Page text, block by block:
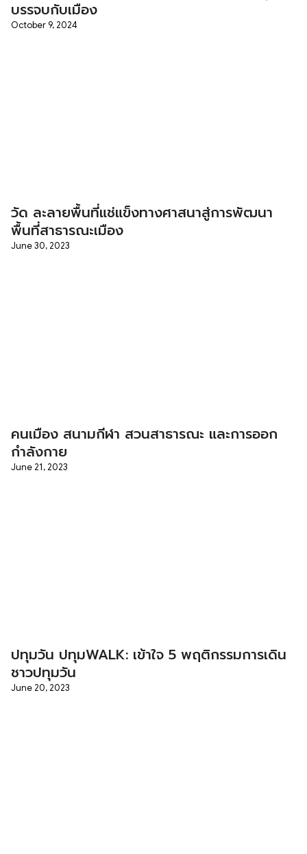
บรรจบกับเมือง
October 9, 2024
วัด ละลายพื้นที่แช่แข็งทางศาสนาสู่การพัฒนา
พื้นที่สาธารณะเมือง
June 30, 2023
คนเมือง สนามกีฬา สวนสาธารณะ และการออก
กำลังกาย
June 21, 2023
ปทุมวัน ปทุมWALK: เข้าใจ 5 พฤติกรรมการเดิน
ชาวปทุมวัน
June 20, 2023